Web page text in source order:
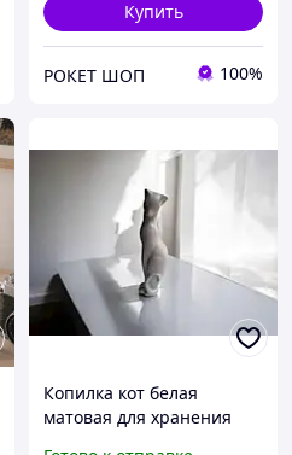
Купить
РОКЕТ ШОП 100%
Копилка кот белая
матовая для хранения